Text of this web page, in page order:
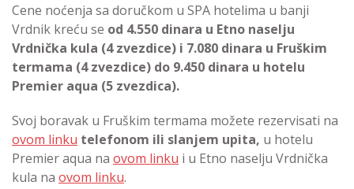
Cene noćenja sa doručkom u SPA hotelima u banji
Vrdnik kreću se od 4.550 dinara u Etno naselju
Vrdnička kula (4 zvezdice) i 7.080 dinara u Fruškim
termama (4 zvezdice) do 9.450 dinara u hotelu
Premier aqua (5 zvezdica).
Svoj boravak u Fruškim termama možete rezervisati na
ovom linku telefonom ili slanjem upita, u hotelu
Premier aqua na ovom linku i u Etno naselju Vrdnička
kula na ovom linku.